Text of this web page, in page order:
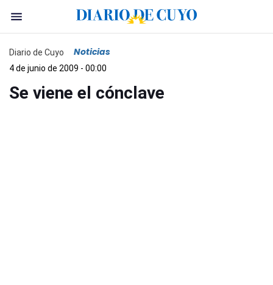
Diario de Cuyo Noticias
4 de junio de 2009 - 00:00
Se viene el cónclave